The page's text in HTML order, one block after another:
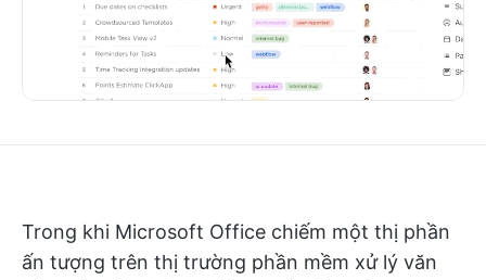
Trong khi Microsoft Office chiếm một thị phần
ấn tượng trên thị trường phần mềm xử lý văn